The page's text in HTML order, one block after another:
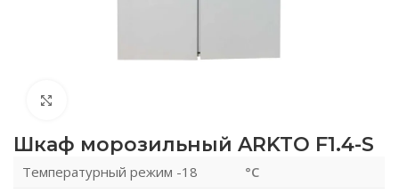
Шкаф морозильный ARKTO F1.4-S
Температурный режим -18
°C